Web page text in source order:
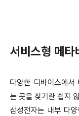
서비스형 메타
다양한 디바이스에
는 곳을 찾기란 쉽지
삼성전자는 내부 다